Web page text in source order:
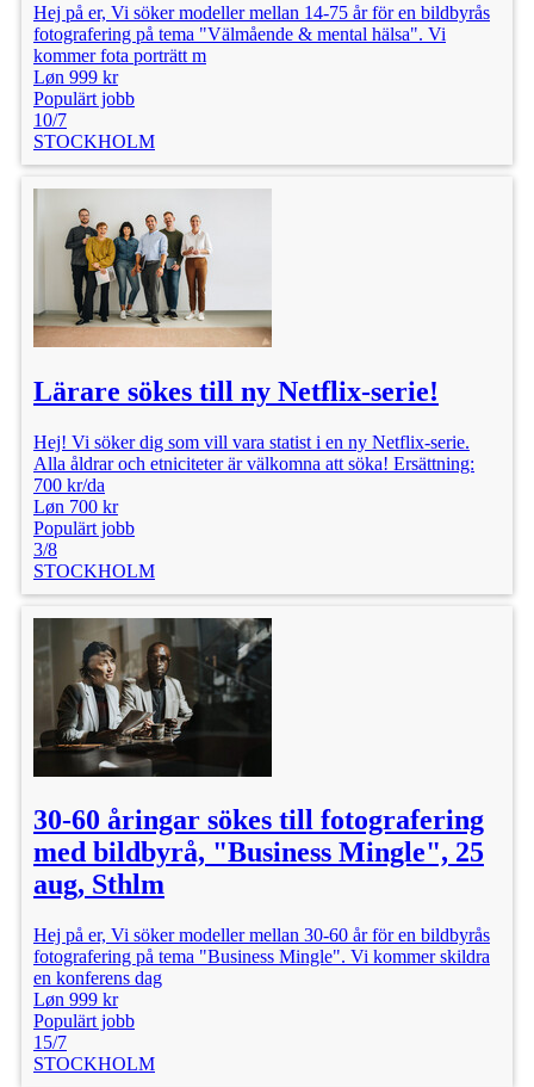
Hej på er, Vi söker modeller mellan 14-75 år för en bildbyrås
fotografering på tema "Välmående & mental hälsa". Vi
kommer fota porträtt m
Løn 999 kr
Populärt jobb
10/7
STOCKHOLM
Lärare sökes till ny Netflix-serie!
Hej! Vi söker dig som vill vara statist i en ny Netflix-serie.
Alla åldrar och etniciteter är välkomna att söka! Ersättning:
700 kr/da
Løn 700 kr
Populärt jobb
3/8
STOCKHOLM
30-60 åringar sökes till fotografering
med bildbyrå, "Business Mingle", 25
aug, Sthlm
Hej på er, Vi söker modeller mellan 30-60 år för en bildbyrås
fotografering på tema "Business Mingle". Vi kommer skildra
en konferens dag
Løn 999 kr
Populärt jobb
15/7
STOCKHOLM